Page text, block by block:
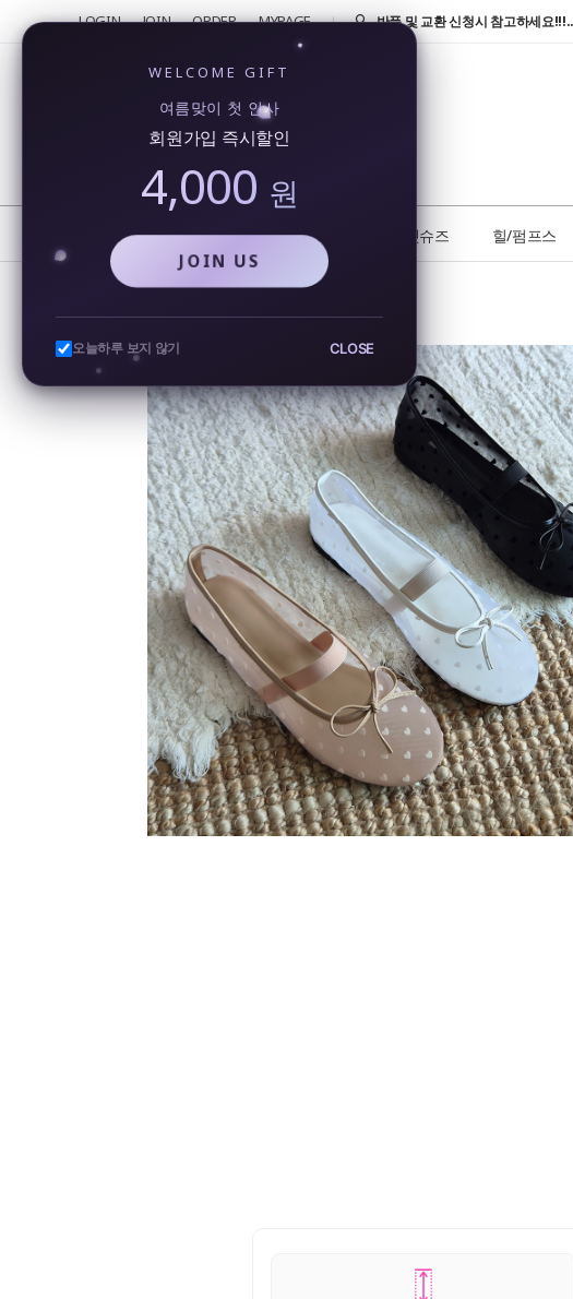
LOGIN JOIN ORDER MYPAGE
반품 및 교환 신청시 참고하세요
반품 및 교환 신청시 참고하세요!!!...
NEW BEST 플랫슈즈 힐/펌프스
여름 메리제인 메쉬플랫 망사 시스루 발편한 도트 단화
WELCOME GIFT
여름맞이 첫 인사
회원가입 즉시할인
4,000 원
JOIN US
오늘하루 보지 않기 CLOSE